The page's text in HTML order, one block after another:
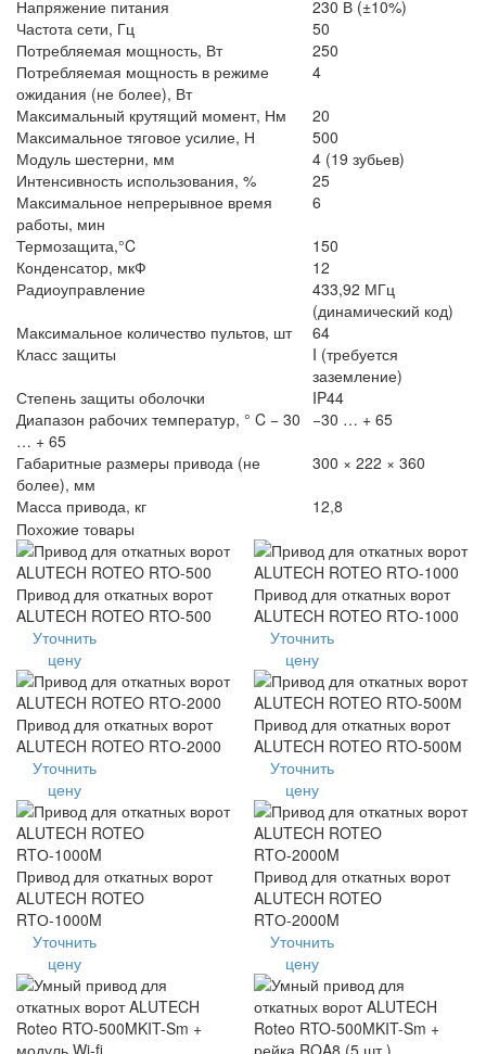
Напряжение питания
230 В (±10%)
Частота сети, Гц
50
Потребляемая мощность, Вт
250
Потребляемая мощность в режиме
ожидания (не более), Вт
4
Максимальный крутящий момент, Нм
20
Максимальное тяговое усилие, Н
500
Модуль шестерни, мм
4 (19 зубьев)
Интенсивность использования, %
25
Максимальное непрерывное время
работы, мин
6
Термозащита,°C
150
Конденсатор, мкФ
12
Радиоуправление
433,92 МГц
(динамический код)
Максимальное количество пультов, шт
64
Класс защиты
I (требуется
заземление)
Степень защиты оболочки
IP44
Диапазон рабочих температур, ° C − 30
… + 65
−30 … + 65
Габаритные размеры привода (не
более), мм
300 × 222 × 360
Масса привода, кг
12,8
Похожие товары
Привод для откатных ворот
ALUTECH ROTEO RTO-500
Уточнить
цену
Привод для откатных ворот
ALUTECH ROTEO RTО-1000
Уточнить
цену
Привод для откатных ворот
ALUTECH ROTEO RTО-2000
Уточнить
цену
Привод для откатных ворот
ALUTECH ROTEO RTO-500М
Уточнить
цену
Привод для откатных ворот
ALUTECH ROTEO
RTО-1000M
Уточнить
цену
Привод для откатных ворот
ALUTECH ROTEO
RTО-2000M
Уточнить
цену